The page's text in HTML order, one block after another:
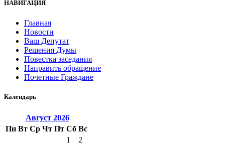
НАВИГАЦИЯ
Главная
Новости
Ваш Депутат
Решения Думы
Повестка заседания
Направить обращение
Почетные Граждане
Календарь
Август 2026
Пн Вт Ср Чт Пт Сб Вс
1
2